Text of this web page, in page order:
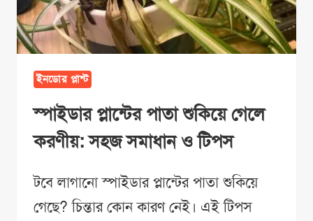
ইনডোর প্লান্ট
স্পাইডার প্লান্টের পাতা শুকিয়ে গেলে
করণীয়: সহজ সমাধান ও টিপস
টবে লাগানো স্পাইডার প্লান্টের পাতা শুকিয়ে
গেছে? চিন্তার কোন কারণ নেই। এই টিপস